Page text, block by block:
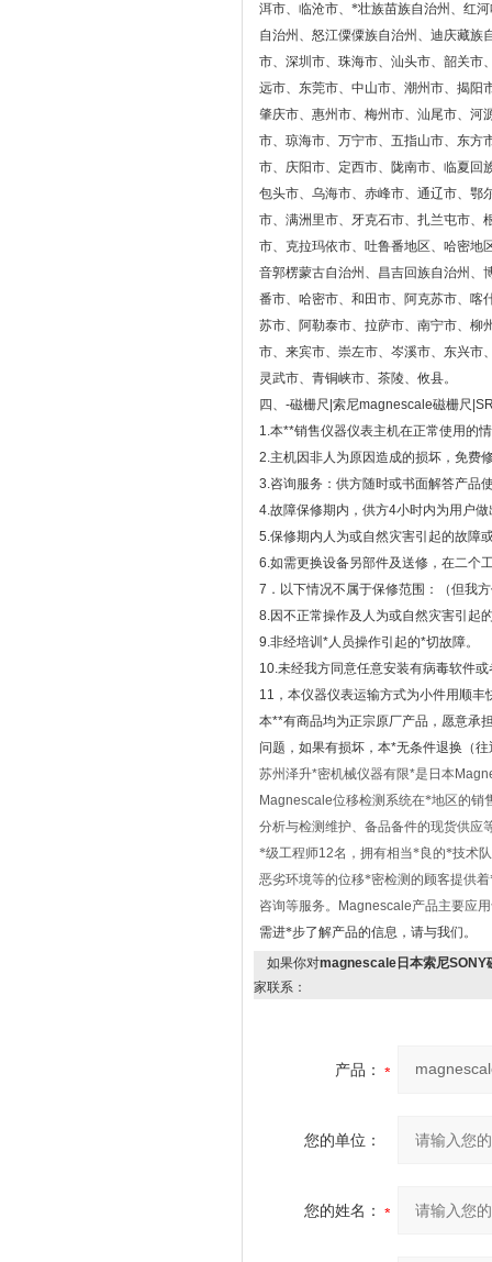
洱市、临沧市、*壮族苗族自治州、红
自治州、怒江僳僳族自治州、迪庆藏族
市、深圳市、珠海市、汕头市、韶关市
远市、东莞市、中山市、潮州市、揭阳
肇庆市、惠州市、梅州市、汕尾市、河
市、琼海市、万宁市、五指山市、东方
市、庆阳市、定西市、陇南市、临夏回
包头市、乌海市、赤峰市、通辽市、鄂
市、满洲里市、牙克石市、扎兰屯市、
市、克拉玛依市、吐鲁番地区、哈密地
音郭楞蒙古自治州、昌吉回族自治州、
番市、哈密市、和田市、阿克苏市、喀
苏市、阿勒泰市、拉萨市、南宁市、柳
市、来宾市、崇左市、岑溪市、东兴市
灵武市、青铜峡市、茶陵、攸县。
四、 -磁栅尺|索尼magnescale磁栅尺
1.本**销售仪器仪表主机在正常使用的
2.主机因非人为原因造成的损坏，免费
3.咨询服务：供方随时或书面解答产品
4.故障保修期内，供方4小时内为用户
5.保修期内人为或自然灾害引起的故障
6.如需更换设备另部件及送修，在二个
7．以下情况不属于保修范围：（但我
8.因不正常操作及人为或自然灾害引起
9.非经培训*人员操作引起的*切故障。
10.未经我方同意任意安装有病毒软件
11，本仪器仪表运输方式为小件用顺丰
本**有商品均为正宗原厂产品，愿意承
问题，如果有损坏，本*无条件退换（
苏州泽升*密机械仪器有限*是日本
Magnescale位移检测系统在*地区的销
分析与检测维护、备品备件的现货供应
*级工程师12名，拥有相当*良的*技术
恶劣环境等的位移*密检测的顾客提供
咨询等服务。
Magnescale产品主要应
需进*步了解产品的信息，请与我们。
如果你对magnescale日本索尼SONY
家联系：
产品：
您的单位：
您的姓名：